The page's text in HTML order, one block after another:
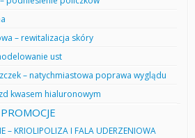
– rewitalizacja skóry
ust
– natychmiastowa poprawa wyglądu
kwasem hialuronowym
– KRIOLIPOLIZA I FALA UDERZENIOWA